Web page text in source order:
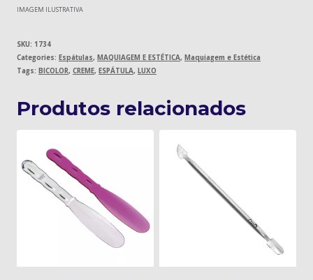
IMAGEM ILUSTRATIVA
SKU: 1734
Categories: Espátulas, MAQUIAGEM E ESTÉTICA, Maquiagem e Estética
Tags: BICOLOR, CREME, ESPÁTULA, LUXO
Produtos relacionados